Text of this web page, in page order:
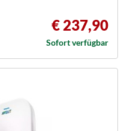
€ 237,90
Sofort verfügbar